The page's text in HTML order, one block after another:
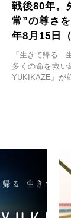
戦後80年。
常”の尊さ
年8月15日
「生きて帰る
多くの命を救
YUKIKAZE』が
くの仲間の命
主演は「雪風」
幸平を玉木宏
など実力派俳
第二艦隊司令